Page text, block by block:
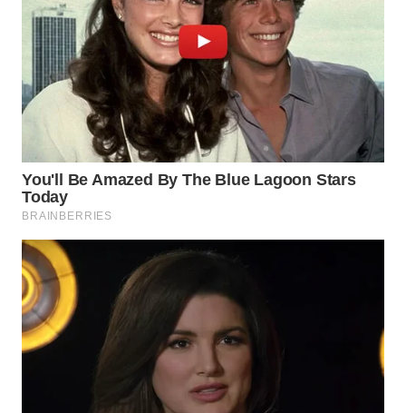
WN
SUMEDANG
WN
CIANJUR
KEPULAUAN
SERIBU
TANGERANG
WN
BINJAI